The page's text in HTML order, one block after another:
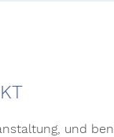
und